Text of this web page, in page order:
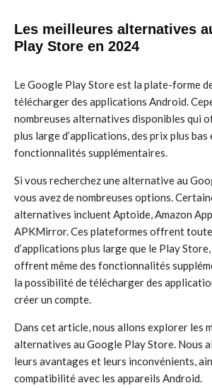
Les meilleures alternatives
Play Store en 2024
Le Google Play Store est la plate-forme
télécharger des applications Android.
nombreuses alternatives disponibles qui
plus large d’applications, des prix plus bas
fonctionnalités supplémentaires.
Si vous recherchez une alternative au
vous avez de nombreuses options.
alternatives incluent Aptoide, Amazon
APKMirror. Ces plateformes offrent
d’applications plus large que le Play
offrent même des fonctionnalités
la possibilité de télécharger des
créer un compte.
Dans cet article, nous allons explorer les
alternatives au Google Play Store. Nous
leurs avantages et leurs inconvénients,
compatibilité avec les appareils Android.